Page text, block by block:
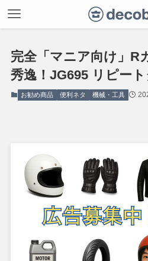
完全「マニア向け」R
秀逸！JG695 リピー
お勧め商品 便利ネタ 機械・工具